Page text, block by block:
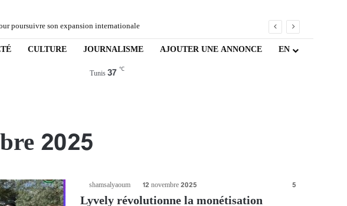
poursuivre son expansion internationale
CULTURE JOURNALISME AJOUTER UNE ANNONCE EN
Tunis37 ℃
2025
shamsalyaoum 12 novembre 2025 5
Lyvely révolutionne la monétisation